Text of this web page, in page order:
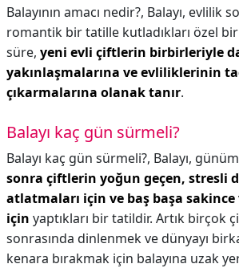
Balayının amacı nedir?, Balayı, evlilik
romantik bir tatille kutladıkları özel
süre, yeni evli çiftlerin birbirleriyle
yakınlaşmalarına ve evliliklerinin
çıkarmalarına olanak tanır.
Balayı kaç gün sürmeli?
Balayı kaç gün sürmeli?, Balayı,
sonra çiftlerin yoğun geçen, stresli
atlatmaları için ve baş başa
için yaptıkları bir tatildir. Artık birçok
sonrasında dinlenmek ve dünyayı
kenara bırakmak için balayına uzak